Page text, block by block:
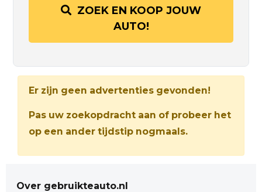
ZOEK EN KOOP JOUW
AUTO!
Er zijn geen advertenties gevonden!
Pas uw zoekopdracht aan of probeer het
op een ander tijdstip nogmaals.
Over gebruikteauto.nl